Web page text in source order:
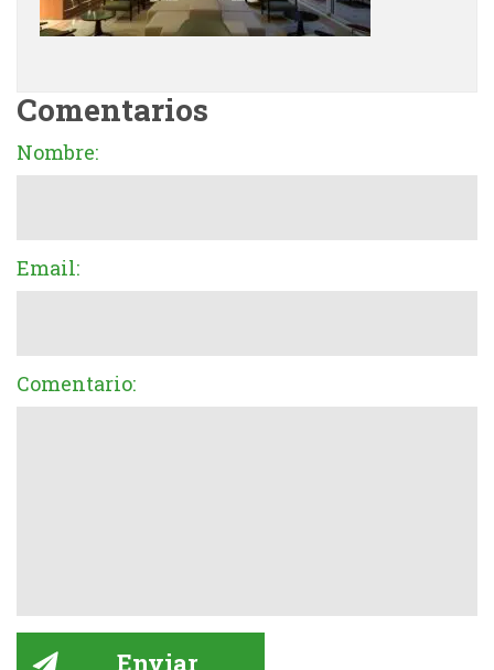
Comentarios
Nombre:
Email:
Comentario: